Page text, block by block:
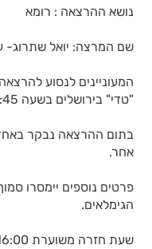
נושא ההרצאה : רומא
שם המרצה: יואל שתרוג-
המעוניינים לנסוע
"טדי" בירושלים בשעה 7:45. שעת היציאה 8:00.
בתום ההרצאה נבקר באחד
אחר.
פרטים נוספים יימסרו סמוך
הגימלאים.
שעת חזרה משוערת 16:00.